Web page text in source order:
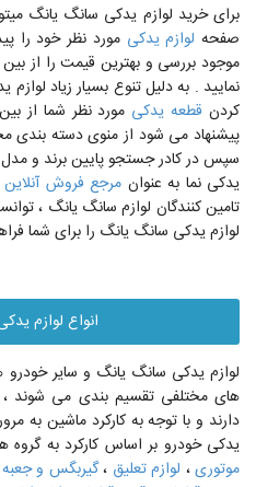
برای خرید لوازم یدکی سانگ یانگ
صفحه لوازم یدکی مورد نظر خود را
موجود بررسی و بهترین قیمت را از بین
نمایید . به دلیل تنوع بسیار زیاد
کردن قطعه یدکی مورد نظر شما از
پیشنهاد می شود از منوی دسته بندی
سپس در کادر جستجو پایین برند و مدل
یدکی نما به عنوان مرجع فروش
تامین کنندگان لوازم سانگ یانگ ،
لوازم یدکی سانگ یانگ را برای شما
انواع لوازم
لوازم یدکی سانگ یانگ و سایر خودرو
های مختلفی تقسیم بندی می شوند
دارند و با توجه به کارکرد ماشین به
یدکی خودرو بر اساس کارکرد به گروه
موتوری، لوازم تعلیق ،گیربگس و